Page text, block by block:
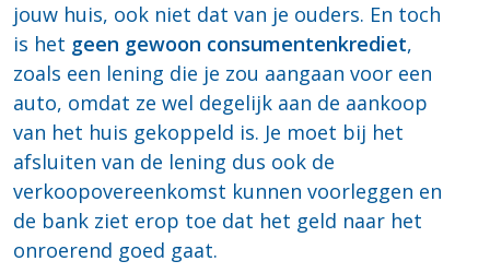
jouw huis, ook niet dat van je ouders. En toch
is het geen gewoon consumentenkrediet,
zoals een lening die je zou aangaan voor een
auto, omdat ze wel degelijk aan de aankoop
van het huis gekoppeld is. Je moet bij het
afsluiten van de lening dus ook de
verkoopovereenkomst kunnen voorleggen en
de bank ziet erop toe dat het geld naar het
onroerend goed gaat.